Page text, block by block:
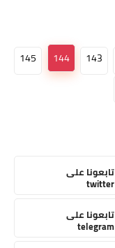
143
144
145
تابعونا على
twitter
تابعونا على
telegram